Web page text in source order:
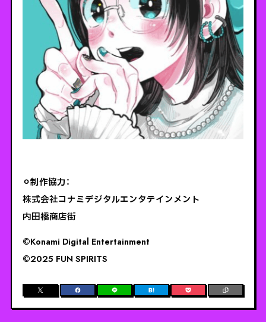
⚪︎制作協力：
株式会社コナミデジタルエンタテインメント
内田橋商店街
©️Konami Digital Entertainment
©️2025 FUN SPIRITS